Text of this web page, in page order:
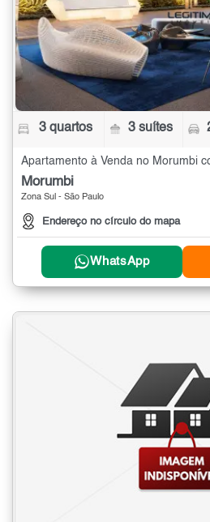
3 quartos 3 suítes
Apartamento à Venda no Morumbi
Morumbi
Zona Sul - São Paulo
Endereço no círculo do mapa
WhatsApp